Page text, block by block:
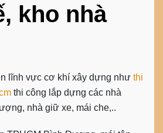
kho nhà
lĩnh vực cơ khí xây dựng như thi
thi công lắp dựng các nhà
, nhà giữ xe, mái che,..